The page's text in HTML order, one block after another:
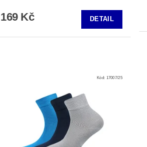
169 Kč DETAIL
Kód: 17007/25